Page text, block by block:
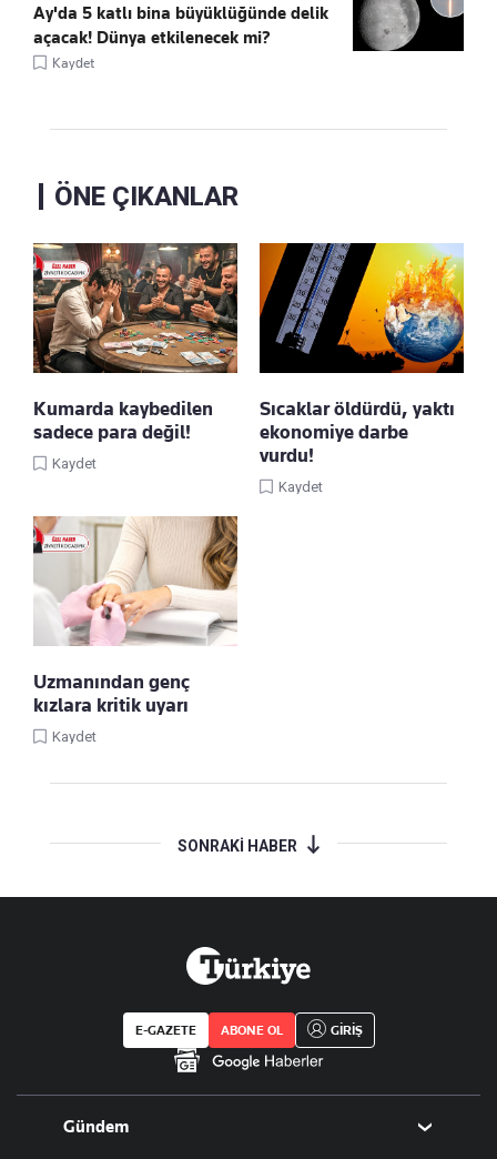
Ay'da 5 katlı bina büyüklüğünde delik
açacak! Dünya etkilenecek mi?
Kaydet
ÖNE ÇIKANLAR
Kumarda kaybedilen
sadece para değil!
Kaydet
Sıcaklar öldürdü, yaktı
ekonomiye darbe
vurdu!
Kaydet
Uzmanından genç
kızlara kritik uyarı
Kaydet
SONRAKİ HABER
E-GAZETE ABONE OL GİRİŞ
Gündem